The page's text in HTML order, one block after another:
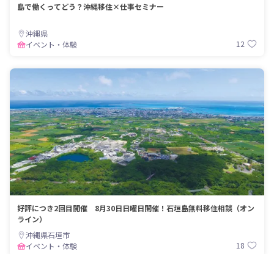
島で働くってどう？沖縄移住×仕事セミナー
沖縄県
イベント・体験
12
好評につき2回目開催 8月30日日曜日開催！石垣島無料移住相談（オン
ライン）
沖縄県石垣市
イベント・体験
18